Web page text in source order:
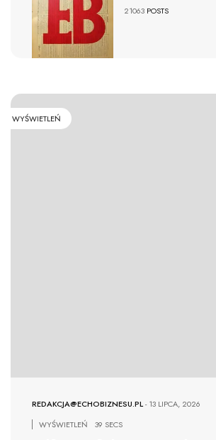
21063 POSTS
WYŚWIETLEŃ
REDAKCJA@ECHOBIZNESU.PL-13 LIPCA, 2026
WYŚWIETLEŃ
39 SECS